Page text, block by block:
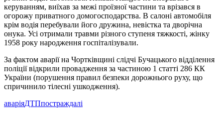
керуванням, виїхав за межі проїзної частини та врізався в
огорожу приватного домогосподарства. В салоні автомобіля
крім водія перебували його дружина, невістка та дворічна
онука. Усі отримали травми різного ступеня тяжкості, жінку
1958 року народження госпіталізували.
За фактом аварії на Чортківщині слідчі Бучацького відділення
поліції відкрили провадження за частиною 1 статті 286 КК
України (порушення правил безпеки дорожнього руху, що
спричинило тілесні ушкодження).
аваріяДТПпостраждалі